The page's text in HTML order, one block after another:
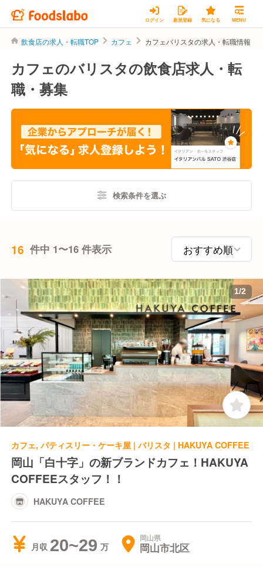
ログイン 新規登録 気になる MENU
飲食店の求人・転職TOP カフェ カフェバリスタの求人・転職情報
カフェのバリスタの飲食店求人・転
職・募集
検索条件を選ぶ
16 件中 1〜16 件表示
1/2
カフェ, パティスリー・ケーキ屋 | バリスタ | HAKUYA COFFEE
岡山「白十字」の新ブランドカフェ！HAKUYA
COFFEEスタッフ！！
HAKUYA COFFEE
月収 20~29 岡山県
岡山市北区